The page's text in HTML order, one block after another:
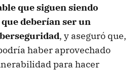
que siguen siendo
deberían ser un
, y aseguró que,
haber aprovechado
para hacer